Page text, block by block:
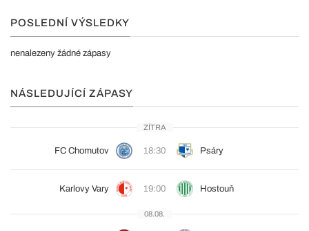
POSLEDNÍ VÝSLEDKY
nenalezeny žádné zápasy
NÁSLEDUJÍCÍ ZÁPASY
ZÍTRA
FC Chomutov 18:30 Psáry
Karlovy Vary 19:00 Hostouň
08.08.